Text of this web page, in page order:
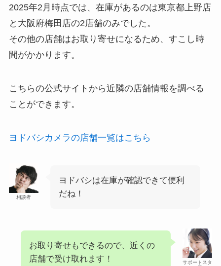
2025年2月時点では、在庫があるのは東京都上野店
と大阪府梅田店の2店舗のみでした。
その他の店舗はお取り寄せになるため、すこし時
間がかかります。
こちらの公式サイトから近隣の店舗情報を調べる
ことができます。
ヨドバシカメラの店舗一覧はこちら
相談者
ヨドバシは在庫が確認できて便利
だね！
サポートスタ
お取り寄せもできるので、近くの
店舗で受け取れます！